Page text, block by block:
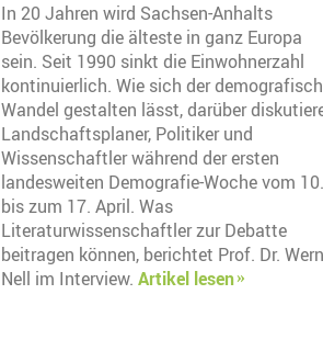
In 20 Jahren wird Sachsen-Anhalts
Bevölkerung die älteste in ganz Europa
sein. Seit 1990 sinkt die Einwohnerzahl
kontinuierlich. Wie sich der
Wandel gestalten lässt, darüber
Landschaftsplaner, Politiker und
Wissenschaftler während der ersten
landesweiten Demografie-Woche vom 10.
bis zum 17. April. Was
Literaturwissenschaftler zur Debatte
beitragen können, berichtet Prof. Dr.
Nell im Interview. Artikel lesen